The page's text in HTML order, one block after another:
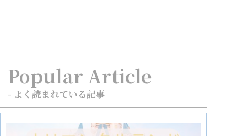
Popular Article
- よく読まれている記事